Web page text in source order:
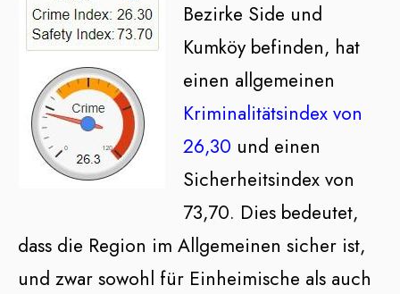
Bezirke Side und
Kumköy befinden, hat
einen allgemeinen
Kriminalitätsindex von
26,30 und einen
Sicherheitsindex von
73,70. Dies bedeutet,
dass die Region im Allgemeinen sicher ist,
und zwar sowohl für Einheimische als auch